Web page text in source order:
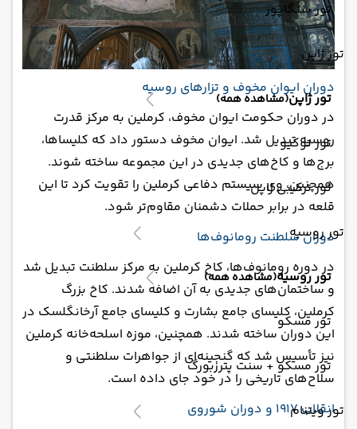
تور سنگاپور
تور ژاپن
تور ژاپن(مشاهده همه)
تور توکیو
تور ترکیبی ژاپن
تور روسیه
تور روسیه(مشاهده همه)
تور مسکو
تور مسکو + سنت پترزبورگ
تور ویتنام
دوران ایوان مخوف و تزارهای روسیه
در دوران حکومت ایوان مخوف، کرملین به مرکز قدرت
روسیه تبدیل شد. ایوان مخوف دستور داد که کلیساها،
برج‌ها و کاخ‌های جدیدی در این مجموعه ساخته شوند.
همچنین، وی سیستم دفاعی کرملین را تقویت کرد تا این
قلعه در برابر حملات دشمنان مقاوم‌تر شود.
دوران سلطنت رومانوف‌ها
در دوره رومانوف‌ها، کاخ کرملین به مرکز سلطنت تبدیل شد
و ساختمان‌های جدیدی به آن اضافه شدند. کاخ بزرگ
کرملین، کلیسای جامع بشارت و کلیسای جامع آرخانگلسک در
این دوران ساخته شدند. همچنین، موزه اسلحه‌خانه کرملین
نیز تأسیس شد که گنجینه‌ای از جواهرات سلطنتی و
سلاح‌های تاریخی را در خود جای داده است.
انقلاب 1917 و دوران شوروی